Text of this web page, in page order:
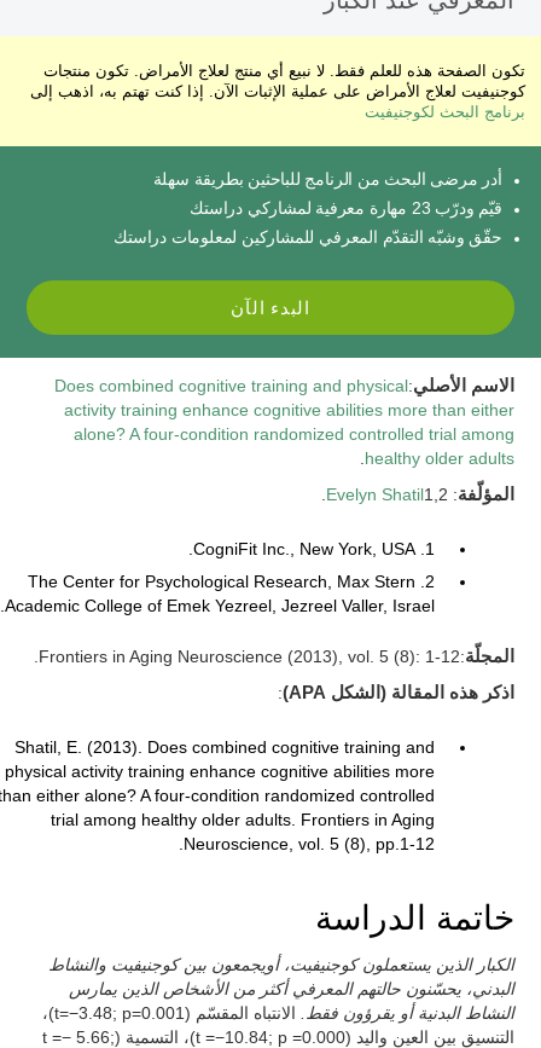
تكون الصفحة هذه للعلم فقط. لا نبيع أي منتج لعلاج الأمراض. تكون منتجات
كوجنيفيت لعلاج الأمراض على عملية الإثبات الآن. إذا كنت تهتم به، اذهب إلى
برنامج البحث لكوجنيفيت
أدر مرضى البحث من الرنامج للباحثين بطريقة سهلة
قيّم ودرّب 23 مهارة معرفية لمشاركي دراستك
حقّق وشبّه التقدّم المعرفي للمشاركين لمعلومات دراستك
البدء الآن
الاسم الأصلي:
Does combined cognitive training and physical
activity training enhance cognitive abilities more than either
alone? A four-condition randomized controlled trial among
healthy older adults
المؤلّفة:
Evelyn Shatil1,2.
1. CogniFit Inc., New York, USA.
2. The Center for Psychological Research, Max Stern
Academic College of Emek Yezreel, Jezreel Valler, Israel.
المجلّة:Frontiers in Aging Neuroscience (2013), vol. 5 (8): 1-12.
اذكر هذه المقالة (الشكل APA)
:
Shatil, E. (2013). Does combined cognitive training and
physical activity training enhance cognitive abilities more
either alone? A four-condition randomized controlled
trial among healthy older adults. Frontiers in Aging
Neuroscience, vol. 5 (8), pp.1-12.
خاتمة الدراسة
الكبار الذين يستعملون كوجنيفيت، أويجمعون بين كوجنيفيت والنشاط
البدني، يحسّنون حالتهم المعرفي أكثر من الأشخاص الذين يمارس
النشاط البدنية أو يقرؤون فقط.
الانتباه المقسّم (t=−3.48; p=0.001)،
التنسيق بين العين واليد (t =−10.84; p =0.000)، التسمية (t =− 5.66;